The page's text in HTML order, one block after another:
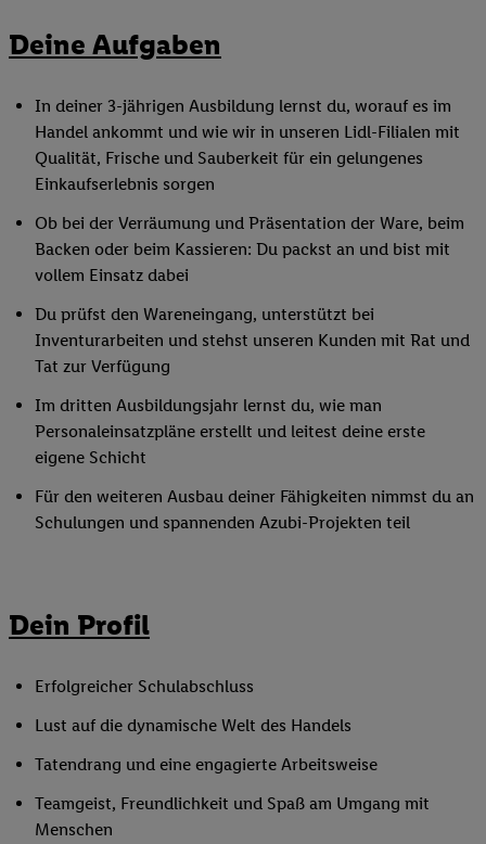
Deine Aufgaben
In deiner 3-jährigen Ausbildung lernst du, worauf es im
Handel ankommt und wie wir in unseren Lidl-Filialen mit
Qualität, Frische und Sauberkeit für ein gelungenes
Einkaufserlebnis sorgen
Ob bei der Verräumung und Präsentation der Ware, beim
Backen oder beim Kassieren: Du packst an und bist mit
vollem Einsatz dabei
Du prüfst den Wareneingang, unterstützt bei
Inventurarbeiten und stehst unseren Kunden mit Rat und
Tat zur Verfügung
Im dritten Ausbildungsjahr lernst du, wie man
Personaleinsatzpläne erstellt und leitest deine erste
eigene Schicht
Für den weiteren Ausbau deiner Fähigkeiten nimmst du an
Schulungen und spannenden Azubi-Projekten teil
Dein Profil
Erfolgreicher Schulabschluss
Lust auf die dynamische Welt des Handels
Tatendrang und eine engagierte Arbeitsweise
Teamgeist, Freundlichkeit und Spaß am Umgang mit
Menschen